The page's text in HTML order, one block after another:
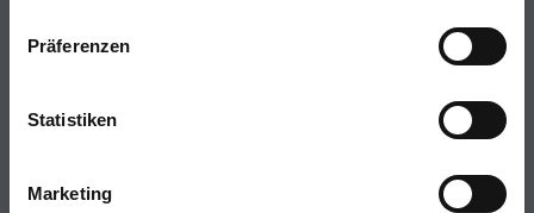
Präferenzen
Statistiken
Marketing
Putze- und Spachtelmassen
Wand- & Deckenbeläge